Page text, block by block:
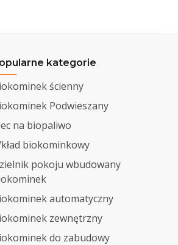
kategorie
ścienny
Podwieszany
na biopaliwo
biokominkowy
pokoju wbudowany
automatyczny
zewnętrzny
do zabudowy